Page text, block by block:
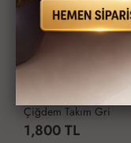
Çiğdem Takım Gri
1,800 TL